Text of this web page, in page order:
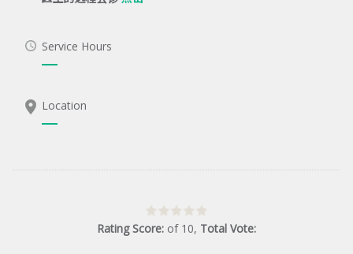
Service Hours
Location
Rating Score: of 10, Total Vote: